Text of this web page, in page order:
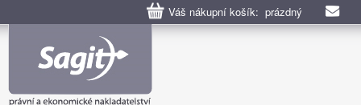
Váš nákupní košík: prázdný